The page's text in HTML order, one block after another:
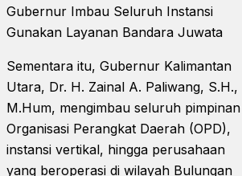
Gubernur Imbau Seluruh Instansi
Gunakan Layanan Bandara Juwata
Sementara itu, Gubernur Kalimantan
Utara, Dr. H. Zainal A. Paliwang, S.H.,
M.Hum, mengimbau seluruh pimpinan
Organisasi Perangkat Daerah (OPD),
instansi vertikal, hingga perusahaan
yang beroperasi di wilayah Bulungan